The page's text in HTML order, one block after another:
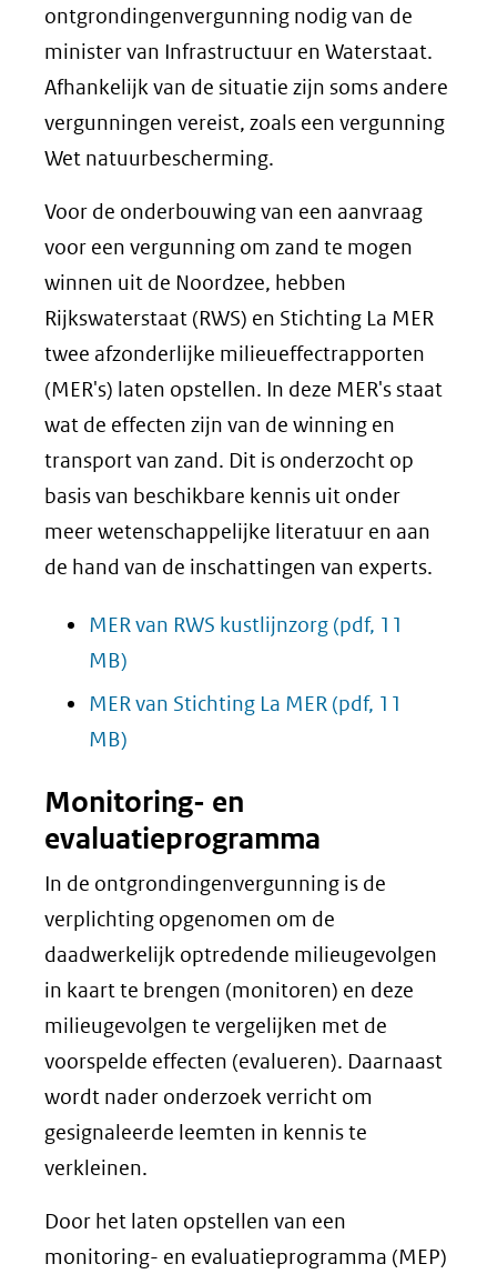
ontgrondingenvergunning nodig van de
minister van Infrastructuur en Waterstaat.
Afhankelijk van de situatie zijn soms andere
vergunningen vereist, zoals een vergunning
Wet natuurbescherming.
Voor de onderbouwing van een aanvraag
voor een vergunning om zand te mogen
winnen uit de Noordzee, hebben
Rijkswaterstaat (RWS) en Stichting La MER
twee afzonderlijke milieueffectrapporten
(MER's) laten opstellen. In deze MER's staat
wat de effecten zijn van de winning en
transport van zand. Dit is onderzocht op
basis van beschikbare kennis uit onder
meer wetenschappelijke literatuur en aan
de hand van de inschattingen van experts.
MER van RWS kustlijnzorg (pdf, 11
MB)
MER van Stichting La MER (pdf, 11
MB)
Monitoring- en
evaluatieprogramma
In de ontgrondingenvergunning is de
verplichting opgenomen om de
daadwerkelijk optredende milieugevolgen
in kaart te brengen (monitoren) en deze
milieugevolgen te vergelijken met de
voorspelde effecten (evalueren). Daarnaast
wordt nader onderzoek verricht om
gesignaleerde leemten in kennis te
verkleinen.
Door het laten opstellen van een
monitoring- en evaluatieprogramma (MEP)